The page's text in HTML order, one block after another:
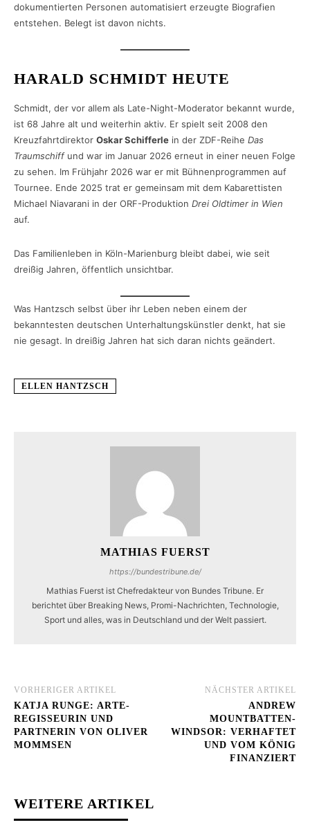
dokumentierten Personen automatisiert erzeugte Biografien
entstehen. Belegt ist davon nichts.
HARALD SCHMIDT HEUTE
Schmidt, der vor allem als Late-Night-Moderator bekannt wurde,
ist 68 Jahre alt und weiterhin aktiv. Er spielt seit 2008 den
Kreuzfahrtdirektor Oskar Schifferle in der ZDF-Reihe Das
Traumschiffund war im Januar 2026 erneut in einer neuen Folge
zu sehen. Im Frühjahr 2026 war er mit Bühnenprogrammen auf
Tournee. Ende 2025 trat er gemeinsam mit dem Kabarettisten
Michael Niavarani in der ORF-Produktion Drei Oldtimer in Wien
auf.
Das Familienleben in Köln-Marienburg bleibt dabei, wie seit
dreißig Jahren, öffentlich unsichtbar.
Was Hantzsch selbst über ihr Leben neben einem der
bekanntesten deutschen Unterhaltungskünstler denkt, hat sie
nie gesagt. In dreißig Jahren hat sich daran nichts geändert.
ELLEN HANTZSCH
MATHIAS FUERST
https://bundestribune.de/
Mathias Fuerst ist Chefredakteur von Bundes Tribune. Er
berichtet über Breaking News, Promi-Nachrichten, Technologie,
Sport und alles, was in Deutschland und der Welt passiert.
VORHERIGER ARTIKEL
KATJA RUNGE: ARTE-
REGISSEURIN UND
PARTNERIN VON OLIVER
MOMMSEN
NÄCHSTER ARTIKEL
ANDREW
MOUNTBATTEN-
WINDSOR: VERHAFTET
UND VOM KÖNIG
FINANZIERT
WEITERE ARTIKEL